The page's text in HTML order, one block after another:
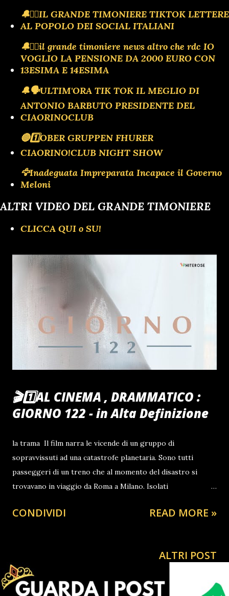
🔔🏴‍☠️IL GRANDE TIMONIERE TIKTOK LETTERE
AL POPOLO DEI SOCIAL ITALIANI
🔔🏴‍☠️il grande timoniere news altro che rdc IO
VOGLIO LA PENSIONE DA 2000 EURO CON
13ESIMA E 14ESIMA
🔔🗣️ULTIM'ORA TIK TOK IL MEGLIO DI
ANTONIO BARBUTO PRESIDENTE DEL
CIAORINOCLUB
🔴1️⃣OBER GRUPPEN FHURER
CIAORINO!CLUB NIGHT SHOW
🦅Inadeguata Impreparata Incapace il Governo
Meloni
ALTRI VIDEO DEL GRANDE TIMONIERE
CLICCA QUI o SU!
🎬1️⃣AL CINEMA , DRAMMATICO :
GIORNO 122 - in Alta Definizione
la trama Il film narra le vicende di un gruppo di
sopravvissuti ad una catastrofe planetaria. Sono tutti
passeggeri di un treno che al momento del disastro si
trovavano in viaggio da Roma a Milano. Isolati
si mettono in cammino alla ricerca di viveri e di un riparo.
CONDIVIDI READ MORE »
ALTRI POST